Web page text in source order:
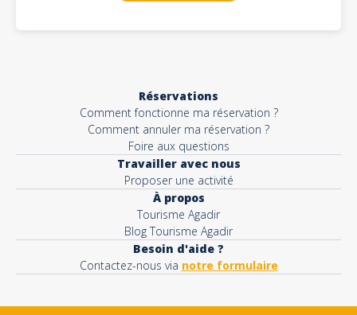
Réservations
Comment fonctionne ma réservation ?
Comment annuler ma réservation ?
Foire aux questions
Travailler avec nous
Proposer une activité
À propos
Tourisme Agadir
Blog Tourisme Agadir
Besoin d'aide ?
Contactez-nous via notre formulaire